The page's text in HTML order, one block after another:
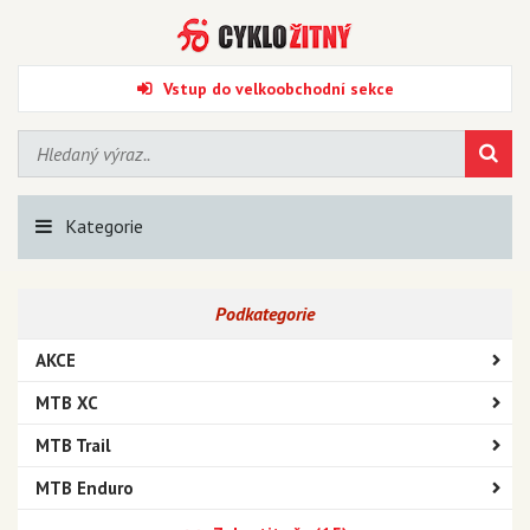
Vstup do velkoobchodní sekce
Kategorie
Podkategorie
AKCE
MTB XC
MTB Trail
MTB Enduro